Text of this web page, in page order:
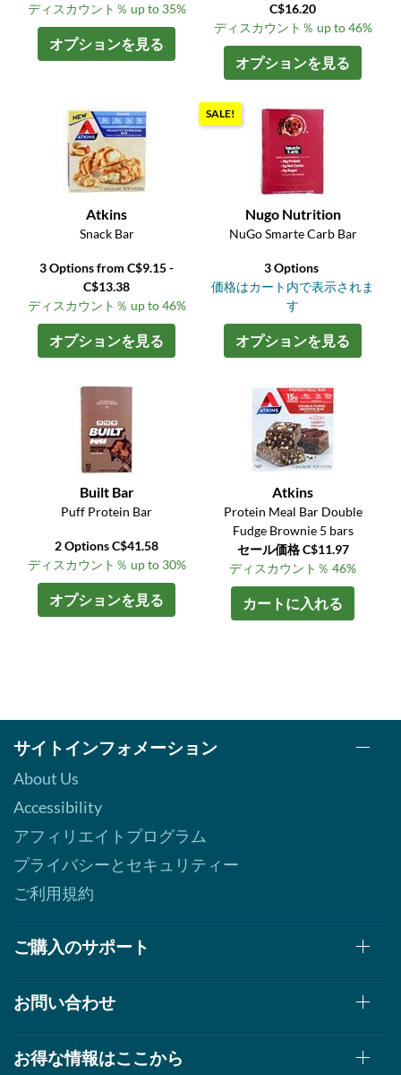
ディスカウント％ up to 35%
オプションを見る
C$16.20
ディスカウント％ up to 46%
オプションを見る
Atkins
Snack Bar
3 Options from C$9.15 -
C$13.38
ディスカウント％ up to 46%
オプションを見る
SALE!
Nugo Nutrition
NuGo Smarte Carb Bar
3 Options
価格はカート内で表示されま
す
オプションを見る
Built Bar
Puff Protein Bar
2 Options C$41.58
ディスカウント％ up to 30%
オプションを見る
Atkins
Protein Meal Bar Double
Fudge Brownie 5 bars
セール価格 C$11.97
ディスカウント％ 46%
カートに入れる
サイトインフォメーション
About Us
Accessibility
アフィリエイトプログラム
プライバシーとセキュリティー
ご利用規約
ご購入のサポート
お問い合わせ
お得な情報はここから